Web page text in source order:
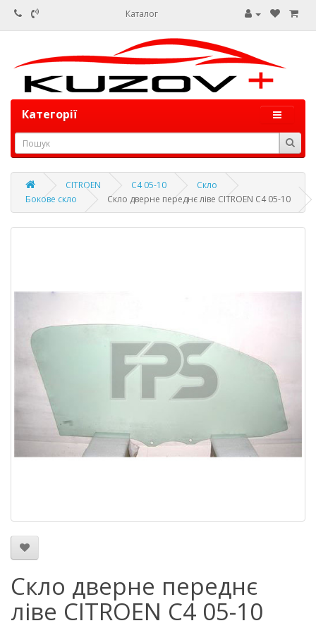
Каталог
Категорії
CITROEN C4 05-10
Скло
Бокове скло
Скло дверне переднє ліве CITROEN C4 05-10
Скло дверне переднє
ліве CITROEN C4 05-10